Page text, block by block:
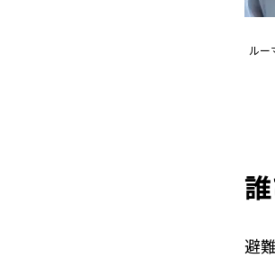
ルー
避